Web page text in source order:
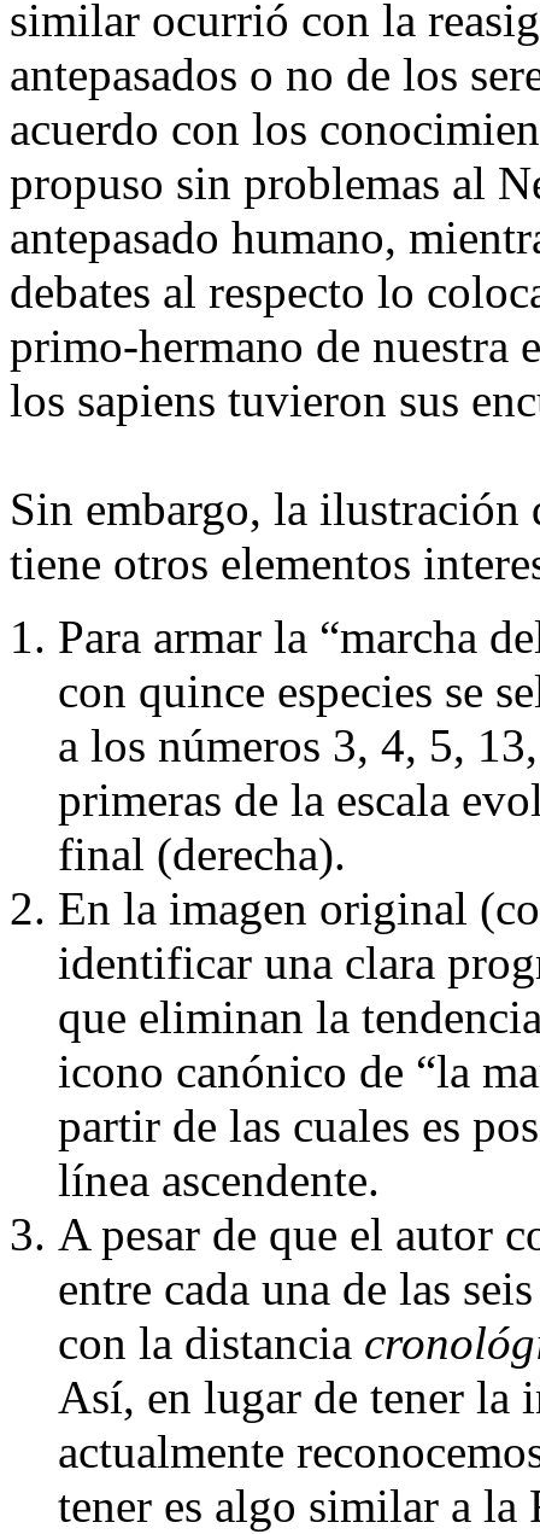
similar ocurrió con la
antepasados o no de los
acuerdo con los
propuso sin problemas al
antepasado humano,
debates al respecto lo
primo-hermano de nuestra
los sapiens tuvieron sus
Sin embargo, la
tiene otros elementos
Para armar la “marcha
con quince especies se
a los números 3, 4, 5,
primeras de la escala
final (derecha).
En la imagen original
identificar una clara
que eliminan la
icono canónico de “la
partir de las cuales es
línea ascendente.
A pesar de que el autor
entre cada una de las
con la distancia
Así, en lugar de tener la
actualmente
tener es algo similar a la